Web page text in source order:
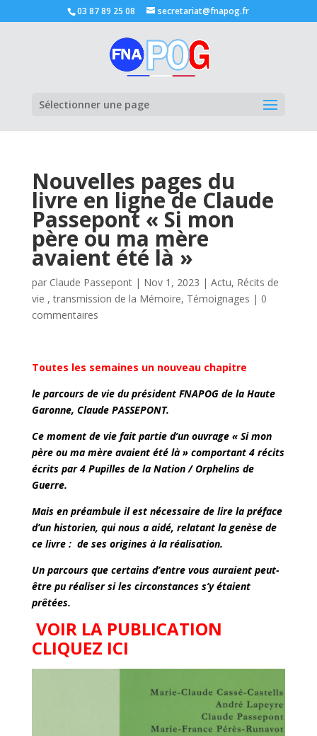
03 87 89 25 08 secretariat@fnapog.fr
Sélectionner une page
Nouvelles pages du
livre en ligne de Claude
Passepont « Si mon
père ou ma mère
avaient été là »
par Claude Passepont| Nov 1, 2023 | Actu, Récits de
vie , transmission de la Mémoire, Témoignages | 0
commentaires
Toutes les semaines un nouveau chapitre
le parcours de vie du président FNAPOG de la Haute
Garonne, Claude PASSEPONT.
Ce moment de vie fait partie d’un ouvrage « Si mon
père ou ma mère avaient été là » comportant 4 récits
écrits par 4 Pupilles de la Nation / Orphelins de
Guerre.
Mais en préambule il est nécessaire de lire la préface
d’un historien, qui nous a aidé, relatant la genèse de
ce livre : de ses origines à la réalisation.
Un parcours que certains d’entre vous auraient peut-
être pu réaliser si les circonstances s’y étaient
prêtées.
VOIR LA PUBLICATION
CLIQUEZ ICI